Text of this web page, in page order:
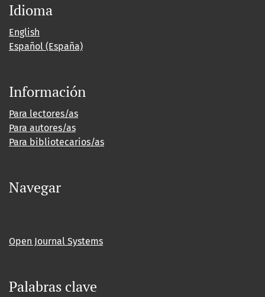
Idioma
English
Español (España)
Información
Para lectores/as
Para autores/as
Para bibliotecarios/as
Navegar
Open Journal Systems
Palabras clave